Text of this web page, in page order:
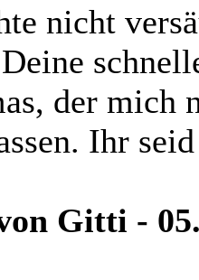
nicht
der mich
Ihr
Gitti -